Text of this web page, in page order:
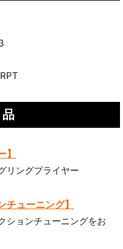
リングプライヤー
チューニング】
ションチューニングをお